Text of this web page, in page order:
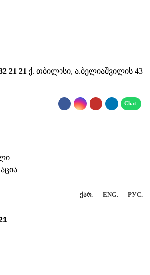
21 21 ქ. თბილისი, ა.ბელიაშვილის 43
ᲥᲐᲠ. ENG. РУС.